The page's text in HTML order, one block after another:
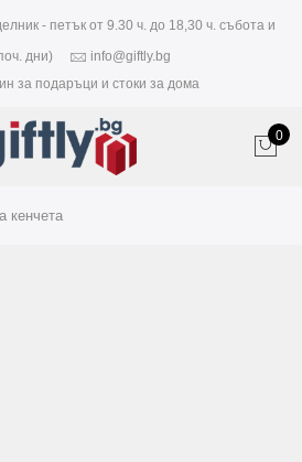
- петък от 9.30 ч. до 18,30 ч. събота и
дни)
info@giftly.bg
за подаръци и стоки за дома
0
кенчета